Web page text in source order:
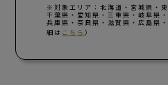
※対象エリア：北海道・宮城県・
千葉県・愛知県・三重県・岐阜県
兵庫県・奈良県・滋賀県・広島県
細は こちら）